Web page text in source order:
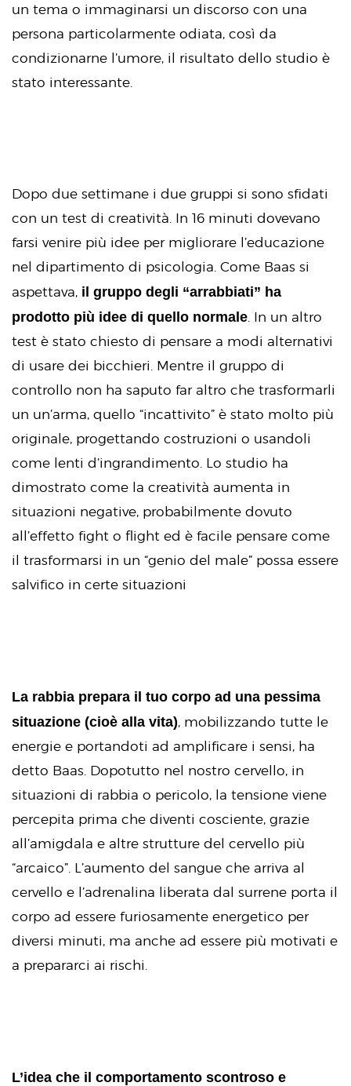
un tema o immaginarsi un discorso con una
persona particolarmente odiata, così da
condizionarne l’umore, il risultato dello studio è
stato interessante.
Dopo due settimane i due gruppi si sono sfidati
con un test di creatività. In 16 minuti dovevano
farsi venire più idee per migliorare l’educazione
nel dipartimento di psicologia. Come Baas si
aspettava, il gruppo degli “arrabbiati” ha
prodotto più idee di quello normale. In un altro
test è stato chiesto di pensare a modi alternativi
di usare dei bicchieri. Mentre il gruppo di
controllo non ha saputo far altro che trasformarli
un un’arma, quello “incattivito” è stato molto più
originale, progettando costruzioni o usandoli
come lenti d’ingrandimento. Lo studio ha
dimostrato come la creatività aumenta in
situazioni negative, probabilmente dovuto
all’effetto fight o flight ed è facile pensare come
il trasformarsi in un “genio del male” possa essere
salvifico in certe situazioni
La rabbia prepara il tuo corpo ad una pessima
situazione (cioè alla vita), mobilizzando tutte le
energie e portandoti ad amplificare i sensi, ha
detto Baas. Dopotutto nel nostro cervello, in
situazioni di rabbia o pericolo, la tensione viene
percepita prima che diventi cosciente, grazie
all’amigdala e altre strutture del cervello più
“arcaico”. L’aumento del sangue che arriva al
cervello e l’adrenalina liberata dal surrene porta il
corpo ad essere furiosamente energetico per
diversi minuti, ma anche ad essere più motivati e
a prepararci ai rischi.
L’idea che il comportamento scontroso e